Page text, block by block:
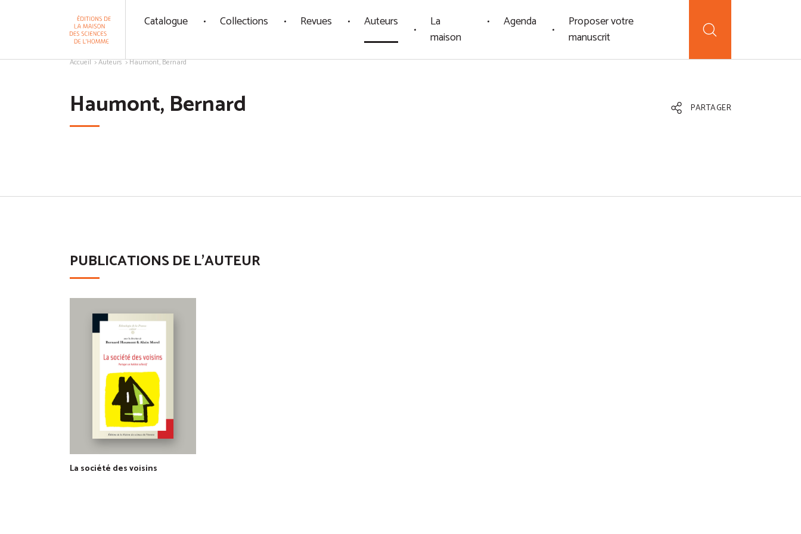
Catalogue Collections Revues Auteurs
La
maison
Agenda
Proposer votre
manuscrit
Accueil Auteurs Haumont, Bernard
Haumont, Bernard PARTAGER
PUBLICATIONS DE L'AUTEUR
La société des voisins